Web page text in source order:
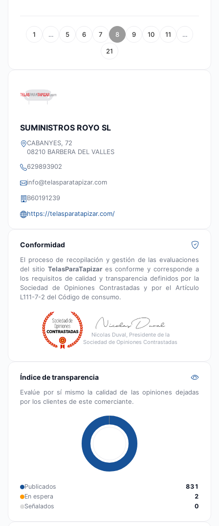
1 … 5 6 7 8 9 10 11 …
21
SUMINISTROS ROYO SL
CABANYES, 72
08210 BARBERA DEL VALLES
629893902
info@telasparatapizar.com
B60191239
https://telasparatapizar.com/
Conformidad
El proceso de recopilación y gestión de las evaluaciones
del sitio TelasParaTapizares conforme y corresponde a
los requisitos de calidad y transparencia definidos por la
Sociedad de Opiniones Contrastadas y por el Artículo
L111-7-2 del Código de consumo.
Nicolas Duval, Presidente de la
Sociedad de Opiniones Contrastadas
Índice de transparencia
Evalúe por sí mismo la calidad de las opiniones dejadas
por los clientes de este comerciante.
Publicados
831
En espera
2
Señalados
0